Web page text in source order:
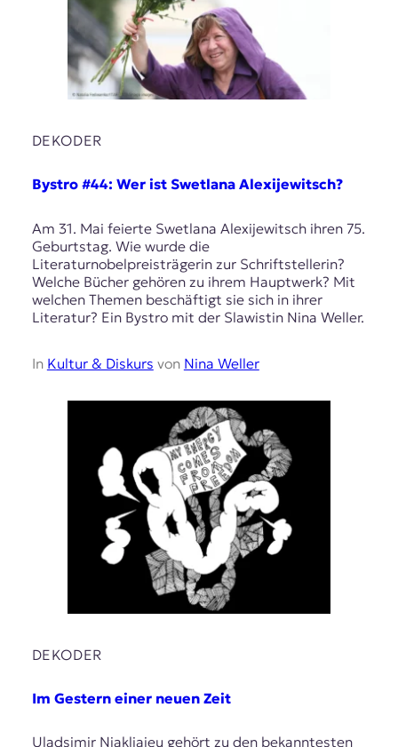
DEKODER
Bystro #44: Wer ist Swetlana Alexijewitsch?
Am 31. Mai feierte Swetlana Alexijewitsch ihren 75.
Geburtstag. Wie wurde die
Literaturnobelpreisträgerin zur Schriftstellerin?
Welche Bücher gehören zu ihrem Hauptwerk? Mit
welchen Themen beschäftigt sie sich in ihrer
Literatur? Ein Bystro mit der Slawistin Nina Weller.
In Kultur & Diskurs von Nina Weller
DEKODER
Im Gestern einer neuen Zeit
Uladsimir Njakljajeu gehört zu den bekanntesten